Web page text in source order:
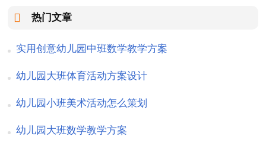
热门文章
实用创意幼儿园中班数学教学方案
幼儿园大班体育活动方案设计
幼儿园小班美术活动怎么策划
幼儿园大班数学教学方案